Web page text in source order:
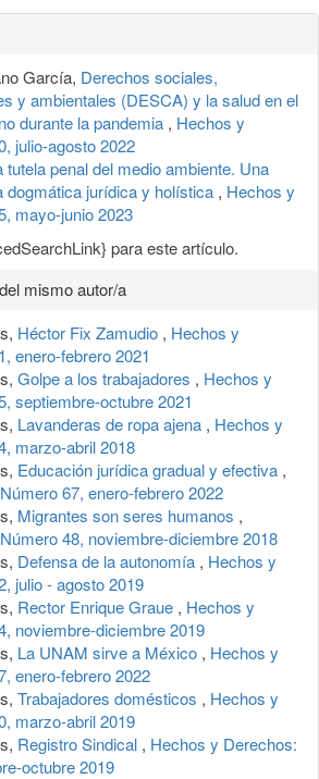
García, Derechos sociales,
y ambientales (DESCA) y la salud en el
durante la pandemia , Hechos y
julio-agosto 2022
tutela penal del medio ambiente. Una
dogmática jurídica y holística , Hechos y
mayo-junio 2023
para este artículo.
mismo autor/a
Héctor Fix Zamudio , Hechos y
enero-febrero 2021
Golpe a los trabajadores , Hechos y
septiembre-octubre 2021
Lavanderas de ropa ajena , Hechos y
marzo-abril 2018
Educación jurídica gradual y efectiva ,
67, enero-febrero 2022
Migrantes son seres humanos ,
48, noviembre-diciembre 2018
Defensa de la autonomía , Hechos y
julio - agosto 2019
Rector Enrique Graue , Hechos y
noviembre-diciembre 2019
La UNAM sirve a México , Hechos y
enero-febrero 2022
Trabajadores domésticos , Hechos y
marzo-abril 2019
Registro Sindical , Hechos y Derechos:
octubre 2019